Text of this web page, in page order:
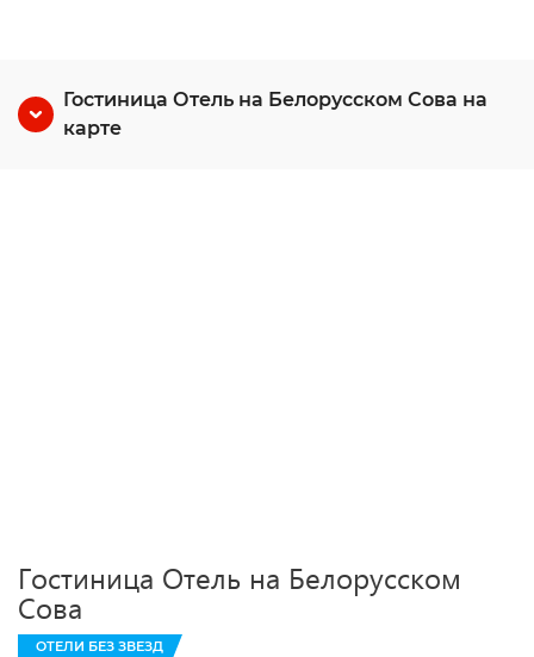
Гостиница Отель на Белорусском Сова на
карте
Гостиница Отель на Белорусском
Сова
ОТЕЛИ БЕЗ ЗВЕЗД